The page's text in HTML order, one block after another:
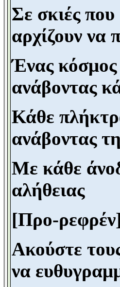
Σε σκιές
αρχίζουν να
Ένας κόσμος
ανάβοντας
Κάθε
ανάβοντας
Με κάθε
αλήθειας
[Προ-
Ακούστε
να